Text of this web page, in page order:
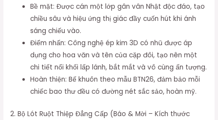
Bề mặt: Được cán một lớp gân vân Nhật độc đáo, tạo
chiều sâu và hiệu ứng thị giác đầy cuốn hút khi ánh
sáng chiếu vào.
Điểm nhấn: Công nghệ ép kim 3D có nhũ được áp
dụng cho hoa văn và tên của cặp đôi, tạo nên một
chi tiết nổi khối lấp lánh, bắt mắt và vô cùng ấn tượng.
Hoàn thiện: Bế khuôn theo mẫu BTN26, đảm bảo mỗi
chiếc bao thư đều có đường nét sắc sảo, hoàn mỹ.
2. Bộ Lót Ruột Thiệp Đẳng Cấp (Báo & Mời – Kích thước